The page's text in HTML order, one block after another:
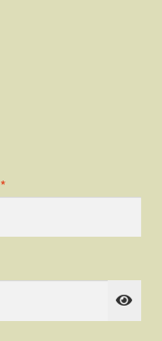
*erforderlich